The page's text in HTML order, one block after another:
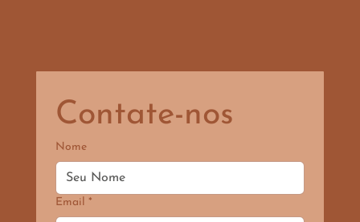
Contate-nos
Nome
Email *